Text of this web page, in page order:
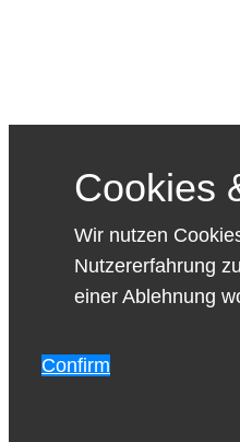
Cookies
Wir nutzen
Nutzererfahrung
einer Ablehnung
Confirm